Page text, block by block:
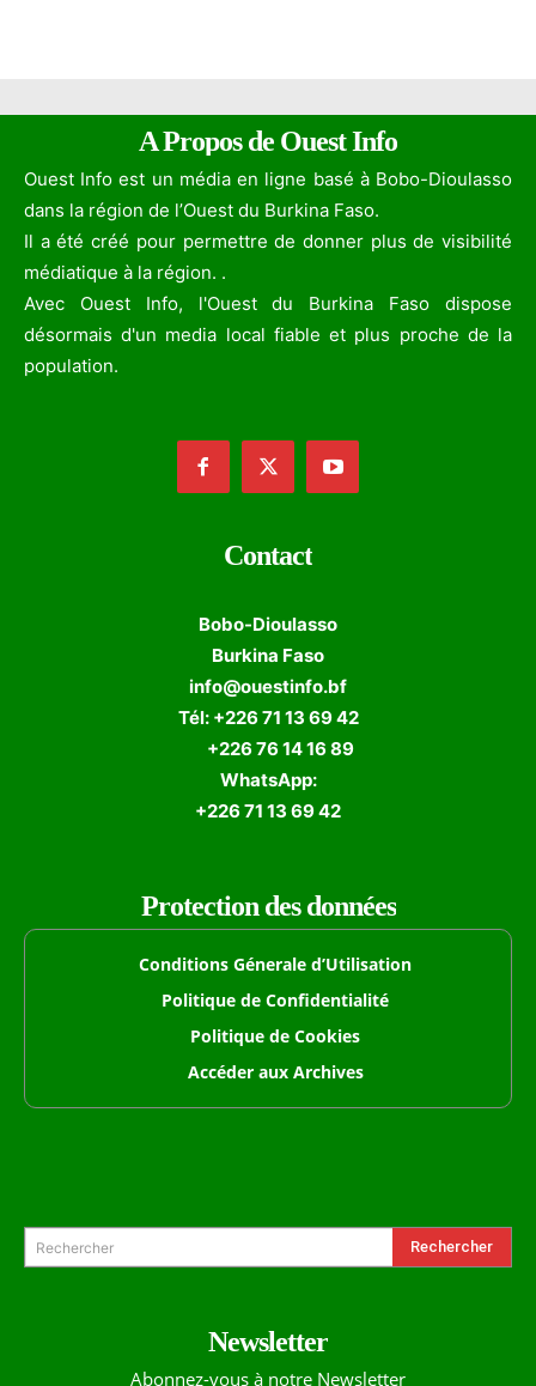
A Propos de Ouest Info
Ouest Info est un média en ligne basé à Bobo-Dioulasso
dans la région de l’Ouest du Burkina Faso.
Il a été créé pour permettre de donner plus de visibilité
médiatique à la région. .
Avec Ouest Info, l'Ouest du Burkina Faso dispose
désormais d'un media local fiable et plus proche de la
population.
Contact
Bobo-Dioulasso
Burkina Faso
info@ouestinfo.bf
Tél: +226 71 13 69 42
+226 76 14 16 89
WhatsApp:
+226 71 13 69 42
Protection des données
Conditions Génerale d’Utilisation
Politique de Confidentialité
Politique de Cookies
Accéder aux Archives
Rechercher Rechercher
Newsletter
Abonnez-vous à notre Newsletter